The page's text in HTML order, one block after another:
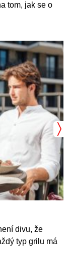
tom, jak se o
divu, že
typ grilu má